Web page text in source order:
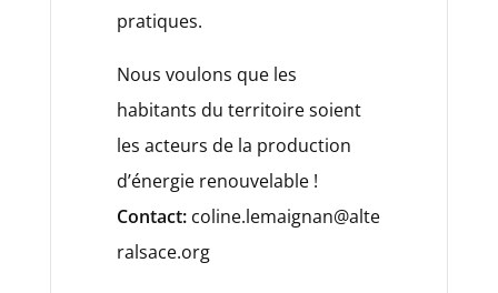
pratiques.
Nous voulons que les
habitants du territoire soient
les acteurs de la production
d’énergie renouvelable !
Contact: coline.lemaignan@alte
ralsace.org